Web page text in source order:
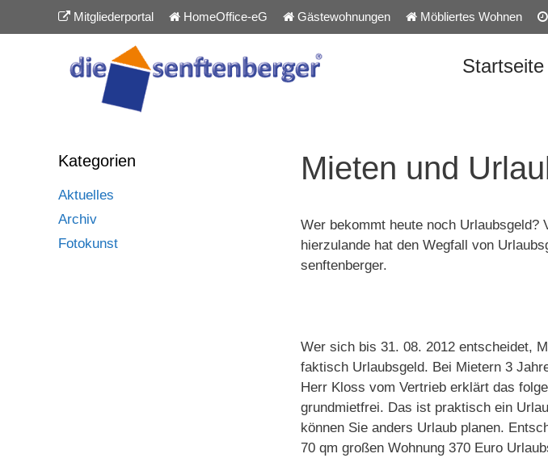
Mitgliederportal HomeOffice-eG Gästewohnungen Möbliertes Wohnen
Startseite
Mieten und
Wer bekommt heute noch Urlaubsgeld?
hierzulande hat den Wegfall von
senftenberger.
Wer sich bis 31. 08. 2012 entscheidet,
faktisch Urlaubsgeld. Bei Mietern 3
Herr Kloss vom Vertrieb erklärt das
grundmietfrei. Das ist praktisch ein
können Sie anders Urlaub planen.
70 qm großen Wohnung 370 Euro
Kategorien
Aktuelles
Archiv
Fotokunst